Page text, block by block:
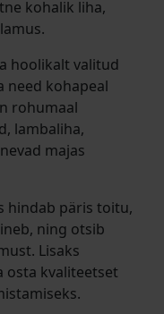
kohalik liha,
hoolikalt valitud
need kohapeal
rohumaal
lambaliha,
majas
hindab päris toitu,
ning otsib
Lisaks
osta kvaliteetset